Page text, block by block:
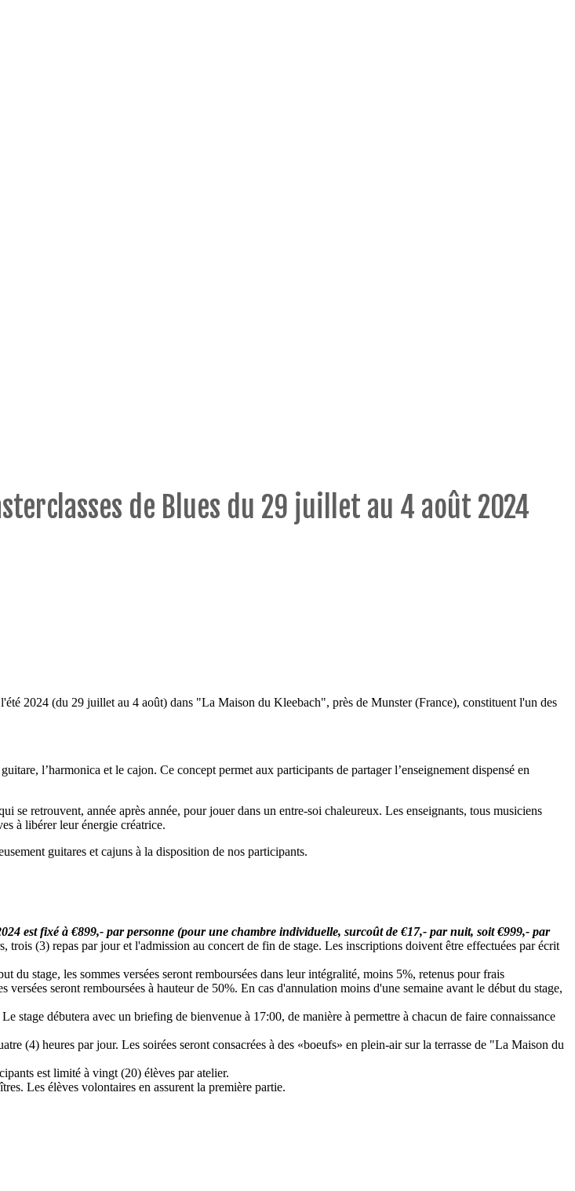
de Blues du 29 juillet au 4 août 2024
2024 (du 29 juillet au 4 août) dans "La Maison du Kleebach", près de Munster (France), constituent l'un des
l’harmonica et le cajon. Ce concept permet aux participants de partager l’enseignement dispensé en
retrouvent, année après année, pour jouer dans un entre-soi chaleureux. Les enseignants, tous musiciens
à libérer leur énergie créatrice.
guitares et cajuns à la disposition de nos participants.
est fixé à €899,- par personne (pour une chambre individuelle, surcoût de €17,- par nuit, soit €999,- par
trois (3) repas par jour et l'admission au concert de fin de stage. Les inscriptions doivent être effectuées par écrit
du stage, les sommes versées seront remboursées dans leur intégralité, moins 5%, retenus pour frais
seront remboursées à hauteur de 50%. En cas d'annulation moins d'une semaine avant le début du stage,
stage débutera avec un briefing de bienvenue à 17:00, de manière à permettre à chacun de faire connaissance
(4) heures par jour. Les soirées seront consacrées à des «boeufs» en plein-air sur la terrasse de "La Maison du
est limité à vingt (20) élèves par atelier.
Les élèves volontaires en assurent la première partie.